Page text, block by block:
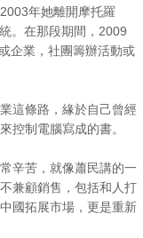
年她離開摩托羅
。在那段期間，2009
企業，社團籌辦活動或
這條路，緣於自己曾經
控制電腦寫成的書。
辛苦，就像蕭民講的一
兼顧銷售，包括和人打
國拓展市場，更是重新